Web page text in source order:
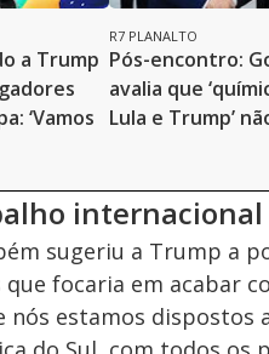
a Trump
‘Vamos
R7 PLANALTO
Pós-encontro:
avalia que
Lula e Trump’
internacional
sugeriu a Trump a
focaria em acabar
nós estamos